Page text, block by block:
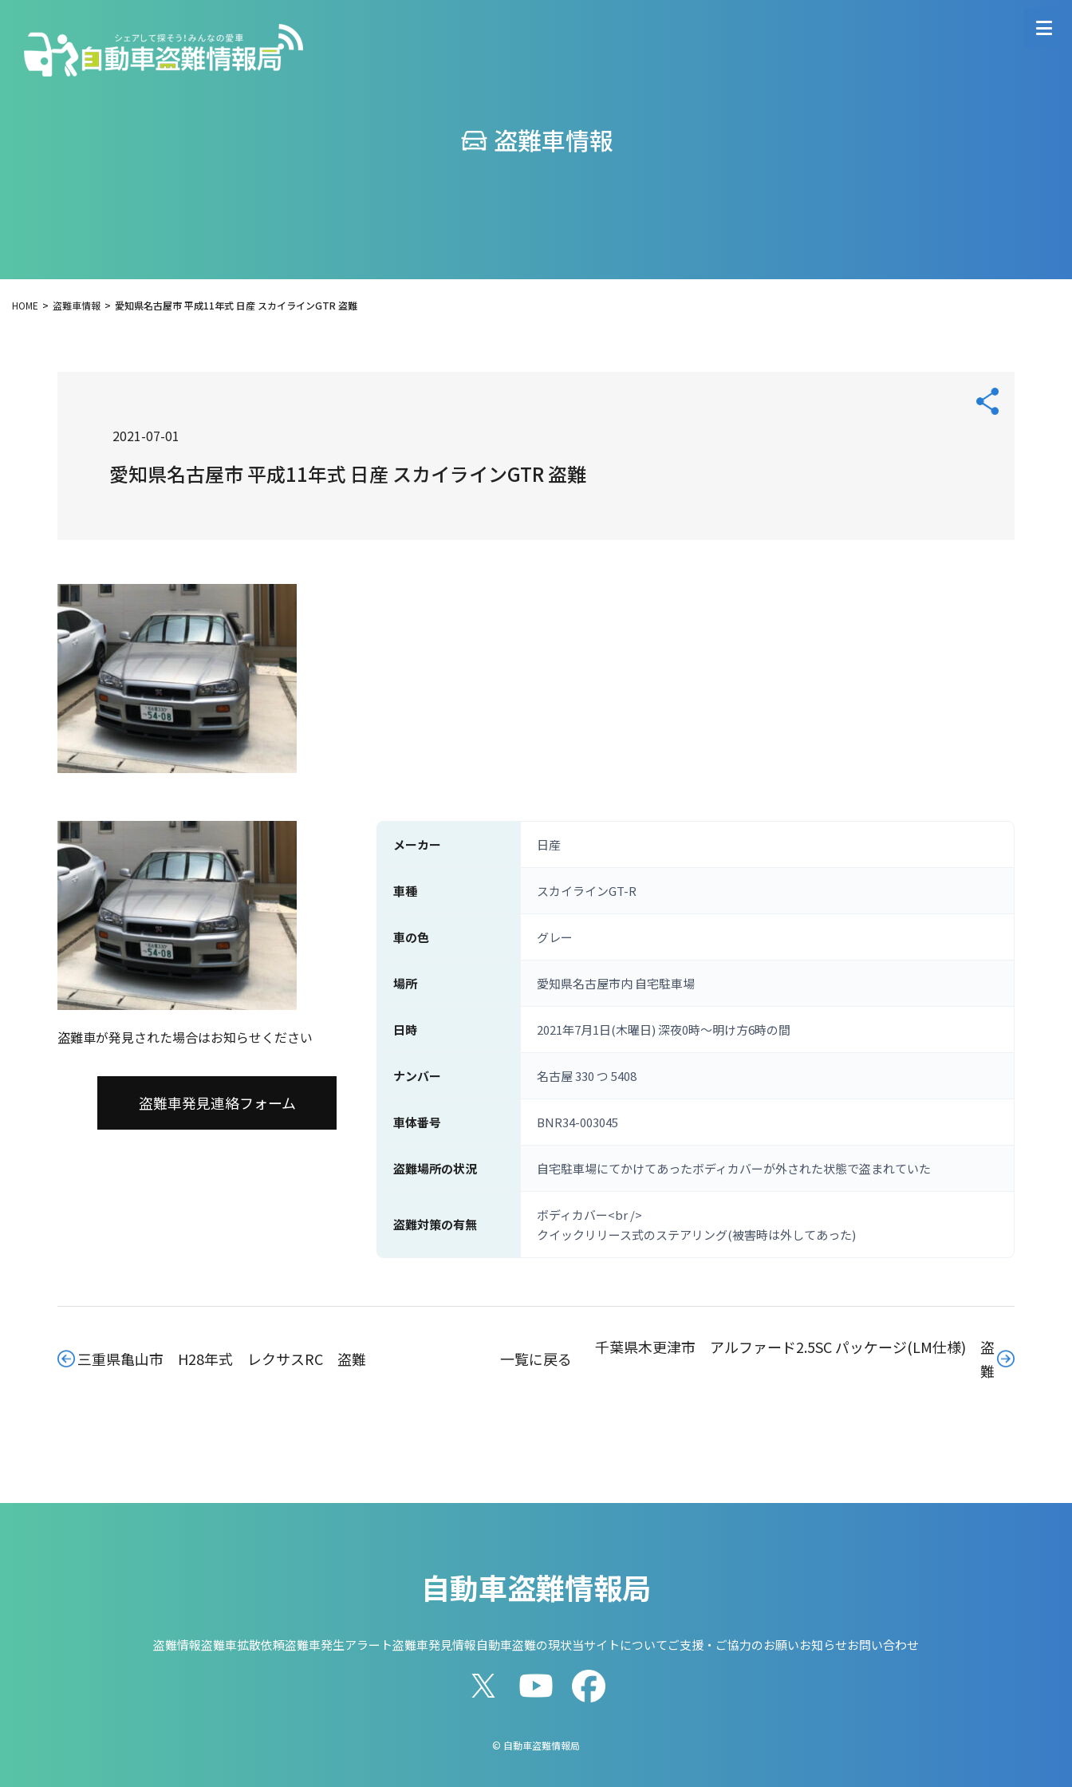
盗難車情報
HOME 盗難車情報 愛知県名古屋市 平成11年式 日産 スカイラインGTR 盗難
2021-07-01
愛知県名古屋市 平成11年式 日産 スカイラインGTR 盗難
盗難車が発見された場合はお知らせください
盗難車発見連絡フォーム
メーカー 日産
車種 スカイラインGT-R
車の色 グレー
場所 愛知県名古屋市内 自宅駐車場
日時 2021年7月1日(木曜日) 深夜0時～明け方6時の間
ナンバー 名古屋 330 つ 5408
車体番号 BNR34-003045
盗難場所の状況 自宅駐車場にてかけてあったボディカバーが外された状態で盗まれていた
盗難対策の有無
ボディカバー<br />
クイックリリース式のステアリング(被害時は外してあった)
三重県亀山市 H28年式 レクサスRC 盗難 一覧に戻る
千葉県木更津市 アルファード2.5SC パッケージ(LM仕様) 盗
難
自動車盗難情報局
盗難情報盗難車拡散依頼盗難車発生アラート盗難車発見情報自動車盗難の現状当サイトについてご支援・ご協力のお願いお知らせお問い合わせ
© 自動車盗難情報局